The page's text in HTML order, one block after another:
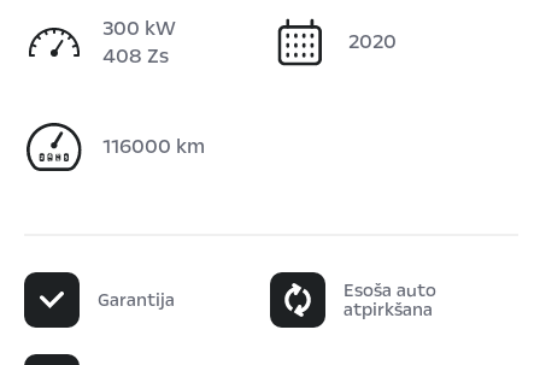
300 kW
408 Zs
2020
116000 km
Garantija
Esoša auto
atpirkšana